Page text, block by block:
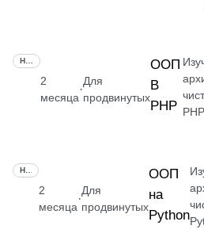
2
месяца
·
Для
продвинутых
ООП
В
PHP PHP
2
месяца
·
Для
продвинутых
ООП
на
Python